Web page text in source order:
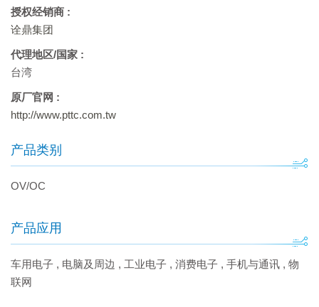
授权经销商 :
诠鼎集团
代理地区/国家 :
台湾
原厂官网 :
http://www.pttc.com.tw
产品类别
OV/OC
产品应用
车用电子 , 电脑及周边 , 工业电子 , 消费电子 , 手机与通讯 , 物
联网